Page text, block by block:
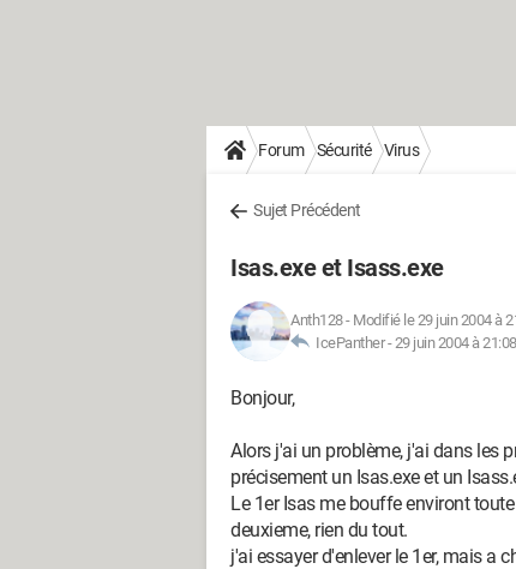
Forum Sécurité Virus
Sujet Précédent
Isas.exe et Isass.exe
Anth128- Modifié le 29 juin 2004 à
IcePanther -29 juin 2004 à 21:08
Bonjour,
Alors j'ai un problème, j'ai dans les
précisement un Isas.exe et un
Le 1er Isas me bouffe environt
deuxieme, rien du tout.
j'ai essayer d'enlever le 1er, mais a